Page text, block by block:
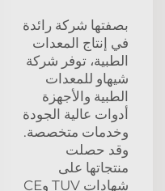
بصفتها شركة رائدة
في إنتاج المعدات
الطبية، توفر شركة
شيهاو للمعدات
الطبية والأجهزة
أدوات عالية الجودة
وخدمات متخصصة.
وقد حصلت
منتجاتها على
شهادات TUV وCE